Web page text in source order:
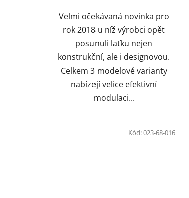
Velmi očekávaná novinka pro
rok 2018 u níž výrobci opět
posunuli laťku nejen
konstrukční, ale i designovou.
Celkem 3 modelové varianty
nabízejí velice efektivní
modulaci...
Kód:023-68-016